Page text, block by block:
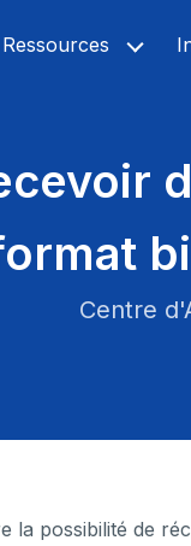
Ressources
Centre
la possibilité de